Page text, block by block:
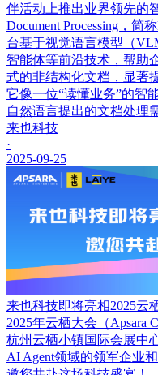
伴活动上推出业界领先的
Document Processing，简
台基于视觉语言模型（
智能体等前沿技术，帮助
式的非结构化文档，显著
它像一位“读懂业务”的智
自然语言提出的文档处理
来也科技
·
2025-09-25
来也科技即将亮相2025云
2025年云栖大会（Apsara
杭州云栖小镇国际会展中
AI Agent领域的领军企业